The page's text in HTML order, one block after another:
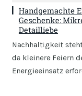
Handgemachte
Geschenke:
Detailliebe
Nachhaltigkeit
da kleinere Feiern
Energieeinsatz